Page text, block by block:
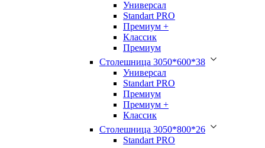
Универсал
Standart PRO
Премиум +
Классик
Премиум
Столешница 3050*600*38
Универсал
Standart PRO
Премиум
Премиум +
Классик
Столешница 3050*800*26
Standart PRO